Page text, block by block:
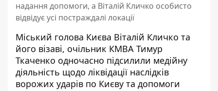
надання допомоги, а Віталій Кличко особисто
відвідує усі постраждалі локації
Міський голова Києва Віталій Кличко та
його візаві, очільник КМВА Тимур
Ткаченко одночасно підсилили медійну
діяльність щодо ліквідації наслідків
ворожих ударів по Києву та допомоги